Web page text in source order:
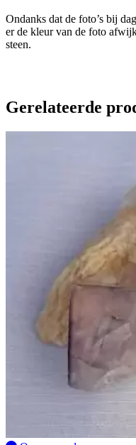
Ondanks dat de foto’s bij
er de kleur van de foto
steen.
Gerelateerde